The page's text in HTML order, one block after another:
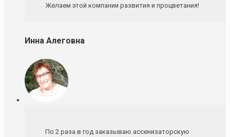
Желаем этой компании развития и процветания!
Инна Алеговна
По 2 раза в год заказываю ассенизаторскую